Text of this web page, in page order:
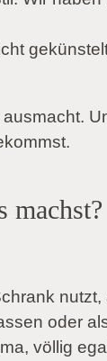
nutzt,
oder
völlig